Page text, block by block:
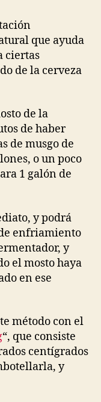
que ayuda
ciertas
de la cerveza
de la
de haber
de musgo de
o un poco
1 galón de
y podrá
enfriamiento
y
el mosto haya
en ese
método con el
“, que consiste
centígrados
y